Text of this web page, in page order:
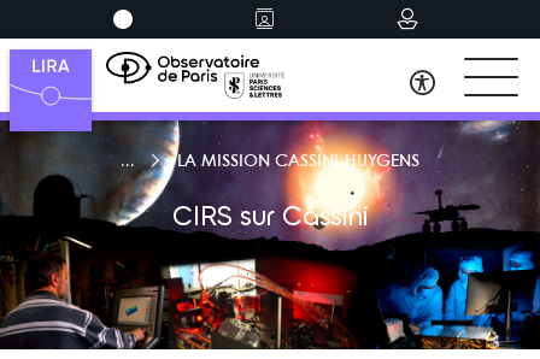
LA MISSION CASSINI-HUYGENS
CIRS sur Cassini